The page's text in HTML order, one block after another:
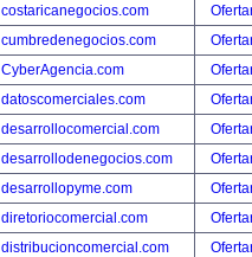
costaricanegocios.com
cumbredenegocios.com
CyberAgencia.com
datoscomerciales.com
desarrollocomercial.com
desarrollodenegocios.com
desarrollopyme.com
diretoriocomercial.com
distribucioncomercial.com